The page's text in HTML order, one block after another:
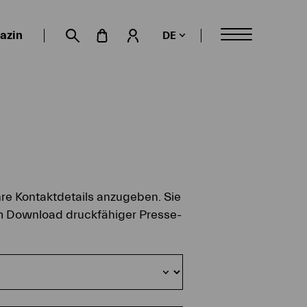
Suche öffnenMein Konto
DE
Kontaktdetails anzugeben. Sie
Download druckfähiger Presse-